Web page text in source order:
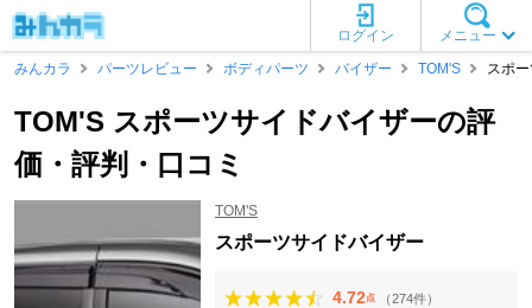
メニュー
ログイン
みんカラ
パーツレビュー ボディパーツ バイザー TOM'S スポ
TOM'S スポーツサイドバイザーの評
価・評判・口コミ
TOM'S
スポーツサイドバイザー
4.72点 （274件）